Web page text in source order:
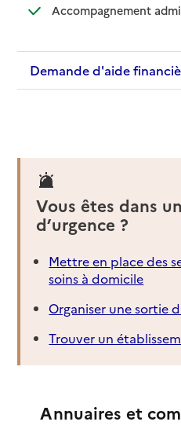
Accompagnement
Demande d'aide
Vous êtes dans
d’urgence ?
Mettre en place des
soins à domicile
Organiser une sortie
Trouver un
Annuaires et